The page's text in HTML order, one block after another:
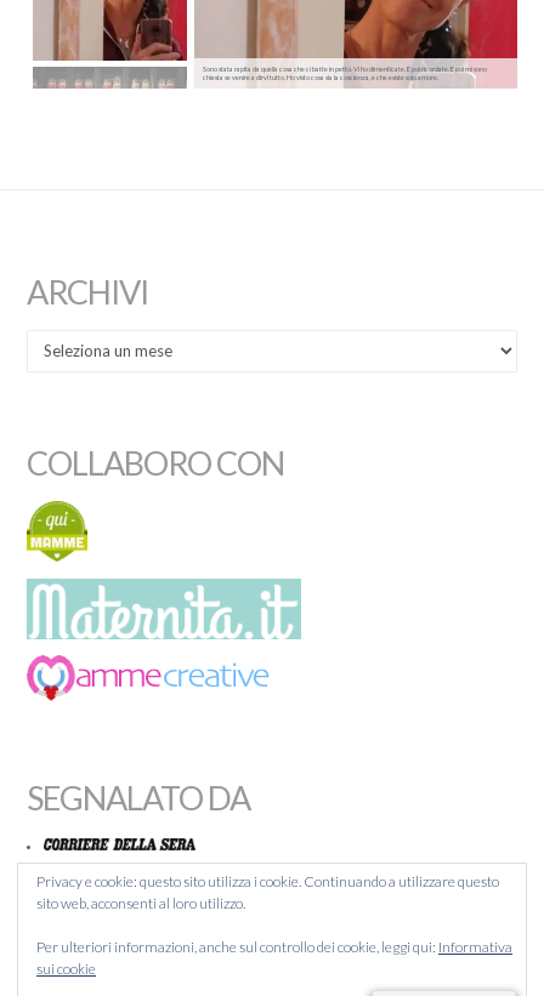
Sono stata rapita da quella cosa che ci batte in petto. Vi ho dimenticate. E poi ricordate. E poi mi sono
chiesta se venire a dirvi tutto. Ho visto cosa sia la coscienza, e che esiste solo amore.
ARCHIVI
COLLABORO CON
SEGNALATO DA
LIQUIDA
Privacy e cookie: questo sito utilizza i cookie. Continuando a utilizzare questo
sito web, acconsenti al loro utilizzo.
Per ulteriori informazioni, anche sul controllo dei cookie, leggi qui: Informativa
sui cookie